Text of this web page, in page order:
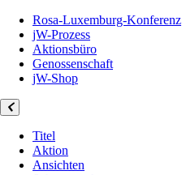
Rosa-Luxemburg-Konferenz
jW-Prozess
Aktionsbüro
Genossenschaft
jW-Shop
Titel
Aktion
Ansichten